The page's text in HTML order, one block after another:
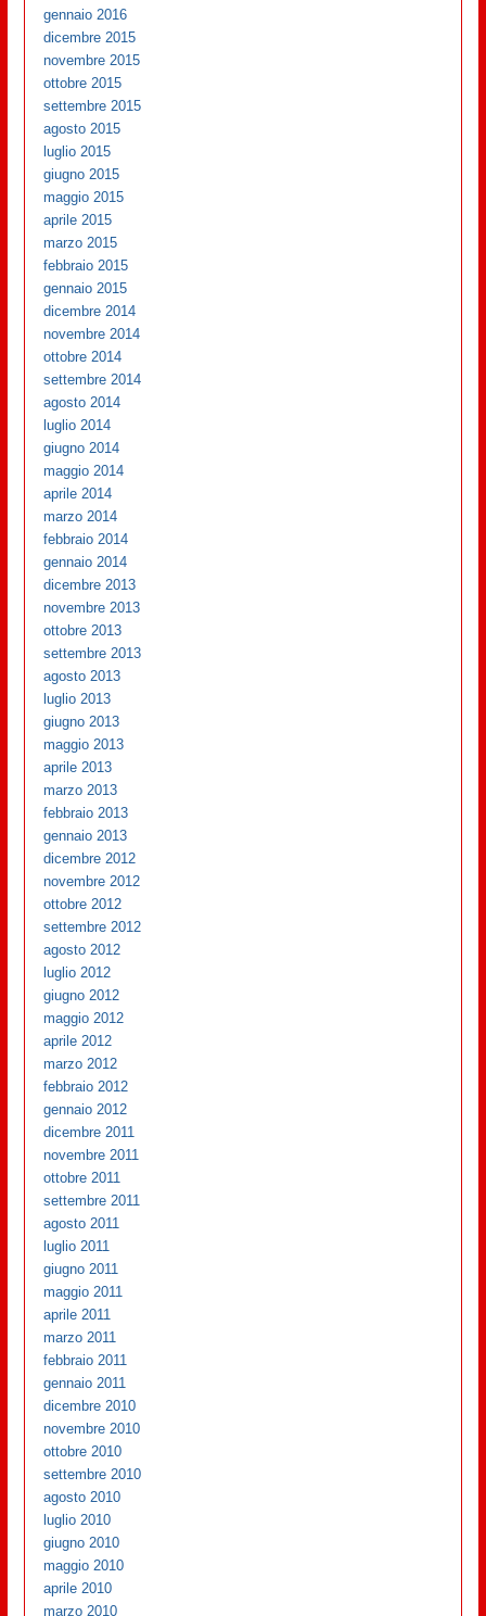
gennaio 2016
dicembre 2015
novembre 2015
ottobre 2015
settembre 2015
agosto 2015
luglio 2015
giugno 2015
maggio 2015
aprile 2015
marzo 2015
febbraio 2015
gennaio 2015
dicembre 2014
novembre 2014
ottobre 2014
settembre 2014
agosto 2014
luglio 2014
giugno 2014
maggio 2014
aprile 2014
marzo 2014
febbraio 2014
gennaio 2014
dicembre 2013
novembre 2013
ottobre 2013
settembre 2013
agosto 2013
luglio 2013
giugno 2013
maggio 2013
aprile 2013
marzo 2013
febbraio 2013
gennaio 2013
dicembre 2012
novembre 2012
ottobre 2012
settembre 2012
agosto 2012
luglio 2012
giugno 2012
maggio 2012
aprile 2012
marzo 2012
febbraio 2012
gennaio 2012
dicembre 2011
novembre 2011
ottobre 2011
settembre 2011
agosto 2011
luglio 2011
giugno 2011
maggio 2011
aprile 2011
marzo 2011
febbraio 2011
gennaio 2011
dicembre 2010
novembre 2010
ottobre 2010
settembre 2010
agosto 2010
luglio 2010
giugno 2010
maggio 2010
aprile 2010
marzo 2010